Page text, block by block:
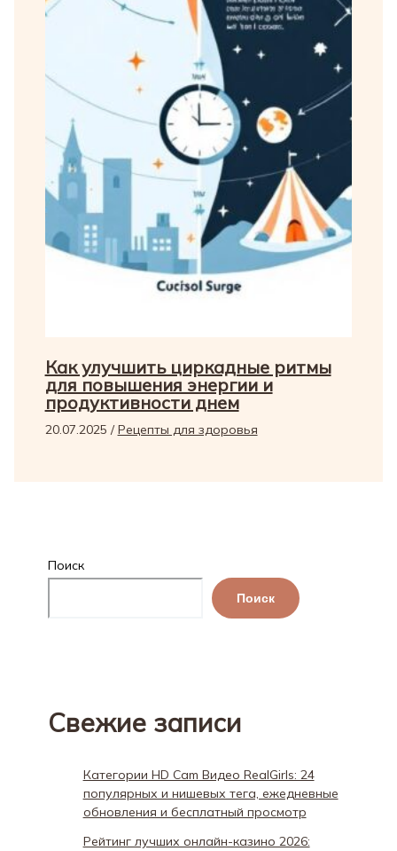
Как улучшить циркадные ритмы
для повышения энергии и
продуктивности днем
20.07.2025 /Рецепты для здоровья
Поиск
Поиск
Свежие записи
Категории HD Cam Видео RealGirls: 24
популярных и нишевых тега, ежедневные
обновления и бесплатный просмотр
Рейтинг лучших онлайн-казино 2026: